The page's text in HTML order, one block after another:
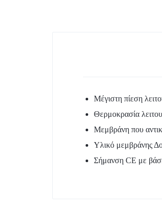
Μέγιστη πίεση
Θερμοκρασία
Μεμβράνη που
Υλικό μεμβράνης
Σήμανση CE με